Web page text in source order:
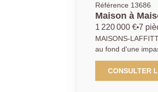
Référence 13686
Maison à
1 220 000 € 7
MAISONS-
au fond d'une impasse, cette
fonctionnel pour une famille - Triple
Cuisine familiale - 4 chambres dont une suite parentale avec salle de
douche - salle de bains -
CONSULTER